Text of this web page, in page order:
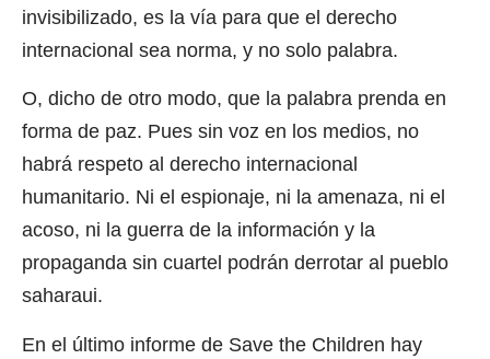
invisibilizado, es la vía para que el derecho
internacional sea norma, y no solo palabra.
O, dicho de otro modo, que la palabra prenda en
forma de paz. Pues sin voz en los medios, no
habrá respeto al derecho internacional
humanitario. Ni el espionaje, ni la amenaza, ni el
acoso, ni la guerra de la información y la
propaganda sin cuartel podrán derrotar al pueblo
saharaui.
En el último informe de Save the Children hay